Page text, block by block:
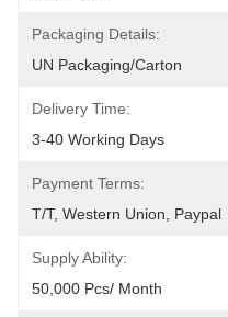
Packaging Details:
UN Packaging/Carton
Delivery Time:
3-40 Working Days
Payment Terms:
T/T, Western Union, Paypal
Supply Ability:
50,000 Pcs/ Month